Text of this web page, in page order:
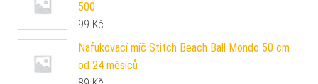
500
99 Kč
Nafukovací míč Stitch Beach Ball Mondo 50 cm
od 24 měsíců